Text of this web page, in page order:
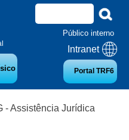
Público interno
Intranet
Portal TRF6
- Assistência Jurídica